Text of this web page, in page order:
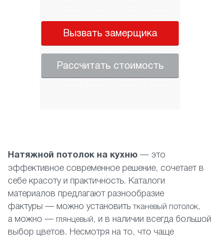
Вызвать замерщика
Рассчитать стоимость
Н атяжной потолок на кухню — это
эффективное современное решение, сочетает в
себе красоту и практичность. Каталоги
материалов предлагают разнообразие
фактуры — можно установитьтканевый потолок,
а можно — глянцевый , и в наличии всегда большой
выбор цветов. Несмотря на то, что чаще